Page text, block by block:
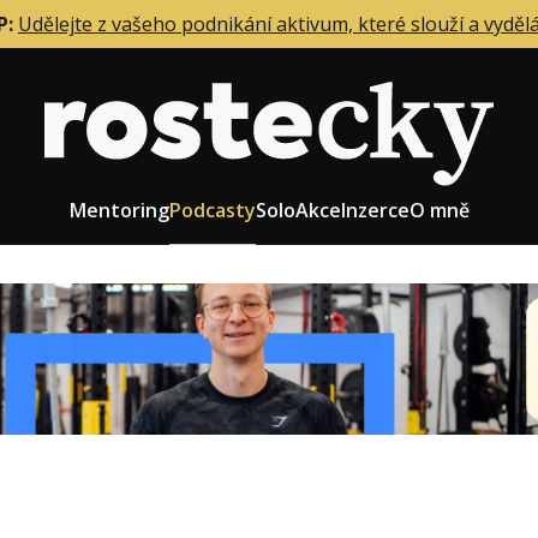
Udělejte z vašeho podnikání aktivum, které slouží a
MentoringPodcastySoloAkceInzerceO mně
firmy
zaměstnanců
Role zakladatele/CEO
Růst firmy